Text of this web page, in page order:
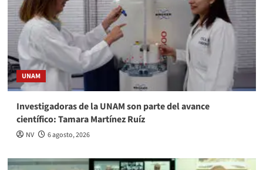
UNAM
Investigadoras de la UNAM son parte del avance
científico: Tamara Martínez Ruíz
NV 6 agosto, 2026